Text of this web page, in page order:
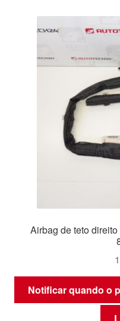
Airbag de teto
Notificar quando o